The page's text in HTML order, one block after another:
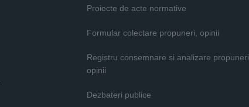
Proiecte de acte normative
Formular colectare propuneri, opinii
Registru consemnare si analizare propuneri,
opinii
Dezbateri publice